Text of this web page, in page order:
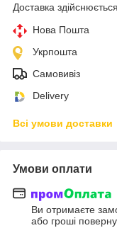
Доставка
Нова Пошта
Укрпошта
Самовивіз
Delivery
Всі умови доставки
Умови оплати
Ви отримаєте
або гроші